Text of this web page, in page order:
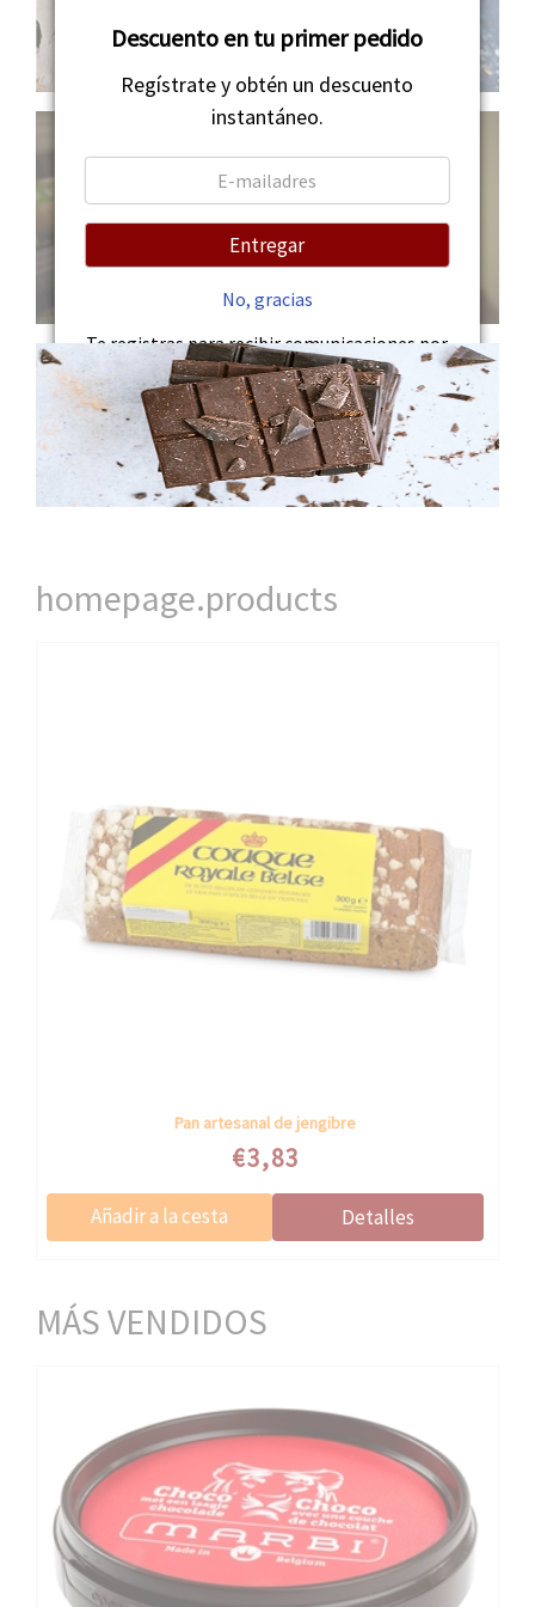
homepage.products
Pan artesanal de jengibre
Speciale prijs
€3,83
MÁS VENDIDOS
Descuento en tu primer pedido
Regístrate y obtén un descuento
instantáneo.
Entregar
No, gracias
Te registras para recibir comunicaciones por
correo electrónico y puedes darte de baja en
cualquier momento.